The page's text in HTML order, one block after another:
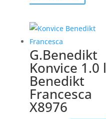
G.Benedikt
Konvice 1.0 l
Benedikt
Francesca
X8976